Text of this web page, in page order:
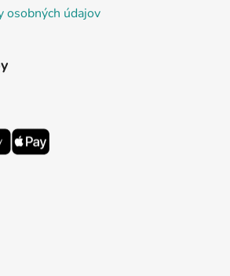
osobných údajov